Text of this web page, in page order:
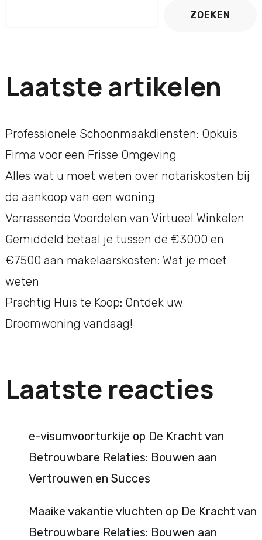
ZOEKEN
Laatste artikelen
Professionele Schoonmaakdiensten: Opkuis
Firma voor een Frisse Omgeving
Alles wat u moet weten over notariskosten bij
de aankoop van een woning
Verrassende Voordelen van Virtueel Winkelen
Gemiddeld betaal je tussen de €3000 en
€7500 aan makelaarskosten: Wat je moet
weten
Prachtig Huis te Koop: Ontdek uw
Droomwoning vandaag!
Laatste reacties
e-visumvoorturkije op De Kracht van
Betrouwbare Relaties: Bouwen aan
Vertrouwen en Succes
Maaike vakantie vluchten op De Kracht van
Betrouwbare Relaties: Bouwen aan